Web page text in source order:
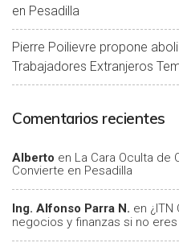
en Pesadilla
Pierre Poilievre propone
Trabajadores Extranjeros
Comentarios recientes
Alberto en La Cara Oculta de
Convierte en Pesadilla
Ing. Alfonso Parra N. en ¿ITN
negocios y finanzas si no